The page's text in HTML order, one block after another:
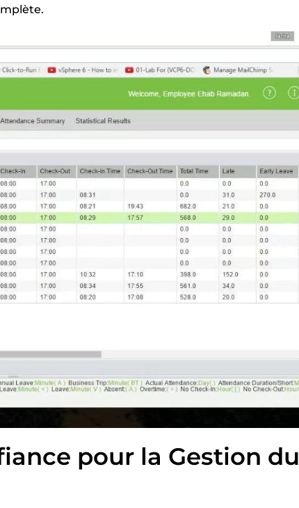
pour la Gestion du